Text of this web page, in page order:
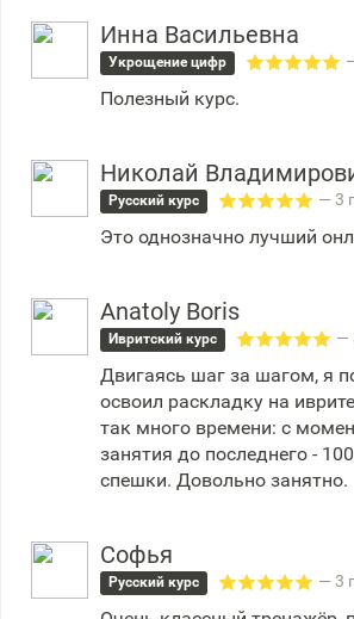
Инна Васильевна
Укрощение цифр
Полезный курс.
Николай
Русский курс — 3
Это однозначно лучший
Anatoly Boris
Ивритский курс —
Двигаясь шаг за шагом, я
освоил раскладку на
так много времени: с
занятия до последнего -
спешки. Довольно занятно.
Софья
Русский курс — 3